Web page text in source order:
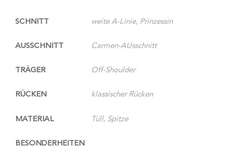
SCHNITT weite A-Linie, Prinzessin
AUSSCHNITT Carmen-AUsschnitt
TRÄGER Off-Shoulder
RÜCKEN klassischer Rücken
MATERIAL Tüll, Spitze
BESONDERHEITEN